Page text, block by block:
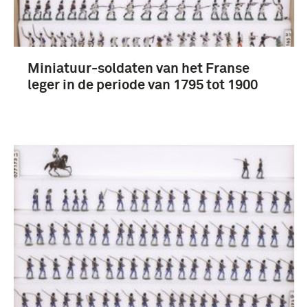
Rode Kruis (50)
NSB (45)
Meer
Nederland (317)
Rotterdam (128)
Miniatuur-soldaten van het Franse
leger in de periode van 1795 tot 1900